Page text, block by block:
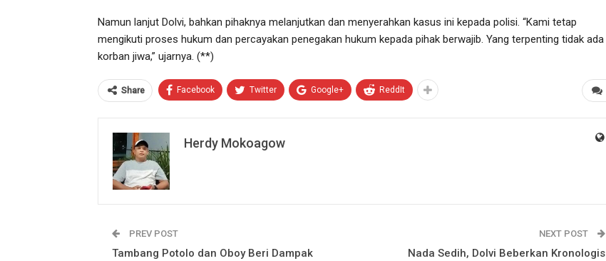
Namun lanjut Dolvi, bahkan pihaknya melanjutkan dan menyerahkan kasus ini kepada polisi. “Kami tetap
mengikuti proses hukum dan percayakan penegakan hukum kepada pihak berwajib. Yang terpenting tidak ada
korban jiwa,” ujarnya. (**)
Share Facebook Twitter Google+ ReddIt
Herdy Mokoagow
PREV POST
Tambang Potolo dan Oboy Beri Dampak
NEXT POST
Nada Sedih, Dolvi Beberkan Kronologis